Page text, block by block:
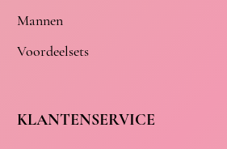
Mannen
Voordeelsets
KLANTENSERVICE